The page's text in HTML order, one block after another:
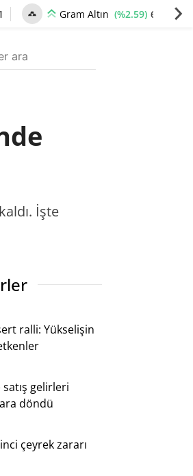
Gram Altın (%2.59) 6660.55
İşte
ralli: Yükselişin
gelirleri
döndü
çeyrek zararı